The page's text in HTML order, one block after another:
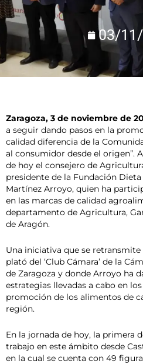
03/
Zaragoza, 3 de noviembre de
a seguir dando pasos en la
calidad diferencia de la
al consumidor desde el origen”.
de hoy el consejero de
presidente de la Fundación
Martínez Arroyo, quien ha
en las marcas de calidad
departamento de Agricultura,
de Aragón.
Una iniciativa que se
plató del ‘Club Cámara’ de la
de Zaragoza y donde Arroyo ha
estrategias llevadas a cabo en
promoción de los alimentos de
región.
En la jornada de hoy, la primera
trabajo en este ámbito desde
en la cual se cuenta con 49